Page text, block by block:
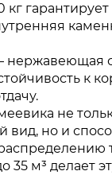
кг
нержавеющая
к
не
вид, но и
35 м³ делает